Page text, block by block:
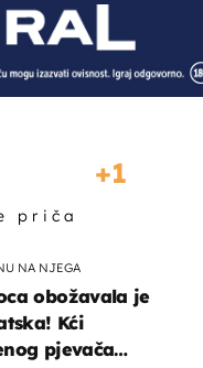
1
priča
NA NJEGA
obožavala je
Kći
pjevača